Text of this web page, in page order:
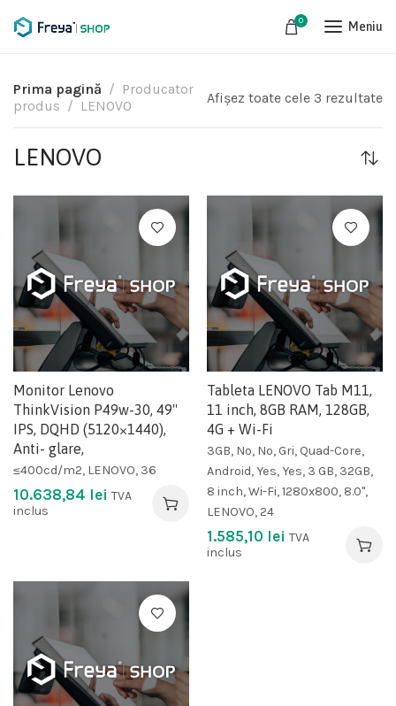
0 Meniu
Prima pagină
Producator
produs
LENOVO Afișez toate cele 3 rezultate
LENOVO
Monitor Lenovo
ThinkVision P49w-30, 49''
IPS, DQHD (5120×1440),
Anti- glare,
≤400cd/m2, LENOVO, 36
10.638,84 lei TVA
inclus
Tableta LENOVO Tab M11,
11 inch, 8GB RAM, 128GB,
4G + Wi-Fi
3GB, No, No, Gri, Quad-Core,
Android, Yes, Yes, 3 GB, 32GB,
8 inch, Wi-Fi, 1280x800, 8.0",
LENOVO, 24
1.585,10 lei TVA
inclus